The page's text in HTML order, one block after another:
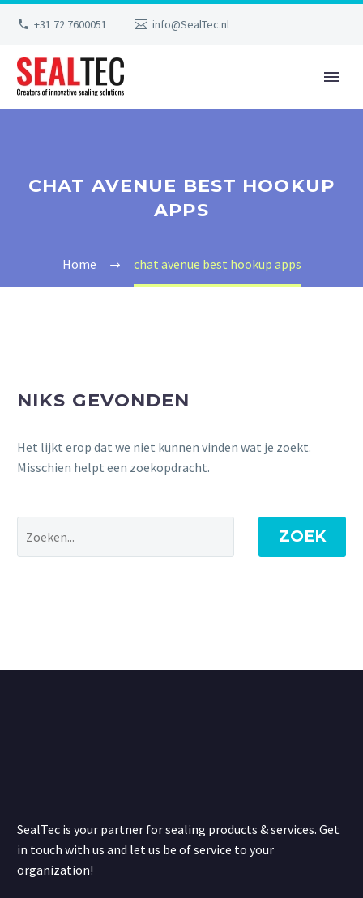
+31 72 7600051 info@SealTec.nl
CHAT AVENUE BEST HOOKUP
APPS
Home chat avenue best hookup apps
NIKS GEVONDEN
Het lijkt erop dat we niet kunnen vinden wat je zoekt.
Misschien helpt een zoekopdracht.
ZOEK
SealTec is your partner for sealing products & services. Get
in touch with us and let us be of service to your
organization!